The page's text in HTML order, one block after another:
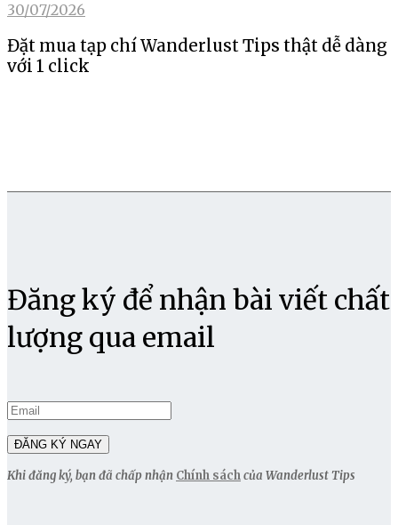
30/07/2026
Đặt mua tạp chí Wanderlust Tips thật dễ dàng
với 1 click
Đăng ký để nhận bài viết chất
lượng qua email
Khi đăng ký, bạn đã chấp nhận Chính sáchcủa Wanderlust Tips